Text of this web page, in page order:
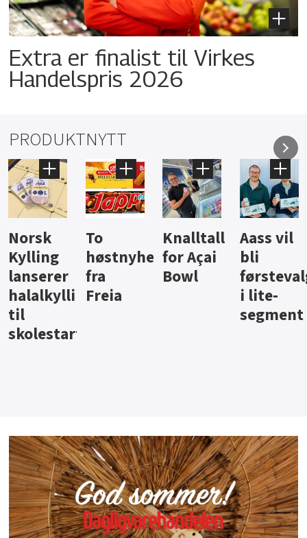
Extra er finalist til Virkes
Handelspris 2026
PRODUKTNYTT
Knalltall
for Açai
Bowl
Aass vil
bli
førstevalg
i lite-
Brus og
jus fra
Berentsen
Hard
iste fra
Hansa